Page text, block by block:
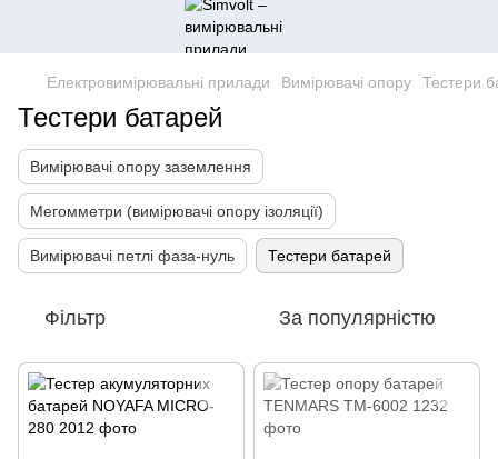
Електровимірювальні прилади Вимірювачі опору Тестери
Тестери батарей
Вимірювачі опору заземлення
Мегомметри (вимірювачі опору ізоляції)
Вимірювачі петлі фаза-нуль Тестери батарей
Фільтр За популярністю